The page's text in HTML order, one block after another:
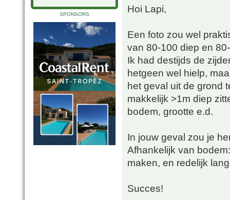
SPONSORS Hoi Lapi,
Een foto zou wel
van 80-100 diep en
Ik had destijds de
hetgeen wel hielp,
het geval uit de grond
makkelijk >1m diep
bodem, grootte e.d.
In jouw geval zou je
Afhankelijk van
maken, en redelijk
Succes!